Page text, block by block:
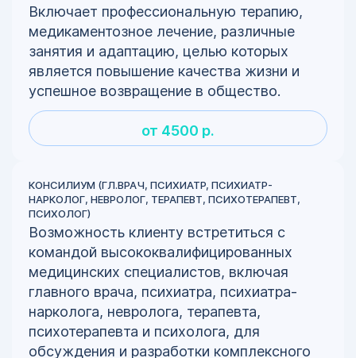
Включает профессиональную терапию,
медикаментозное лечение, различные
занятия и адаптацию, целью которых
является повышение качества жизни и
успешное возвращение в общество.
от 4500 р.
КОНСИЛИУМ (ГЛ.ВРАЧ, ПСИХИАТР, ПСИХИАТР-
НАРКОЛОГ, НЕВРОЛОГ, ТЕРАПЕВТ, ПСИХОТЕРАПЕВТ,
ПСИХОЛОГ)
Возможность клиенту встретиться с
командой высококвалифицированных
медицинских специалистов, включая
главного врача, психиатра, психиатра-
нарколога, невролога, терапевта,
психотерапевта и психолога, для
обсуждения и разработки комплексного